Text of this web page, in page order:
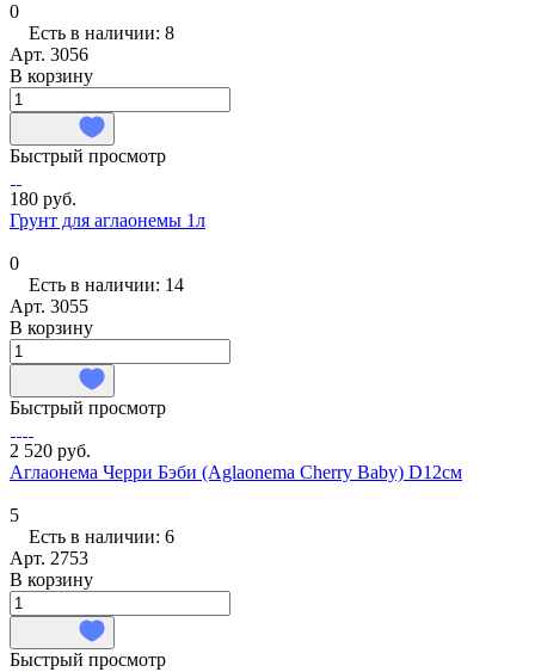
0
Есть в наличии: 8
Арт. 3056
В корзину
Быстрый просмотр
180 руб.
Грунт для аглаонемы 1л
0
Есть в наличии: 14
Арт. 3055
В корзину
Быстрый просмотр
2 520 руб.
Аглаонема Черри Бэби (Aglaonema Cherry Baby) D12см
5
Есть в наличии: 6
Арт. 2753
В корзину
Быстрый просмотр